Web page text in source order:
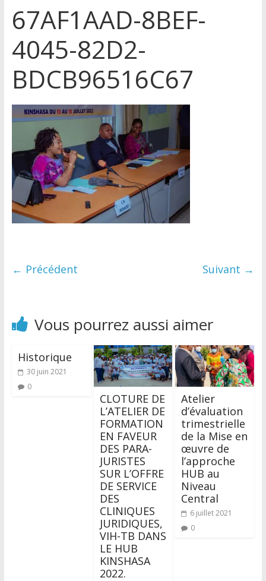
67AF1AAD-8BEF-
4045-82D2-
BDCB96516C67
← Précédent Suivant →
Vous pourrez aussi aimer
Historique
30 juin 2021
0
CLOTURE DE
L’ATELIER DE
FORMATION
EN FAVEUR
DES PARA-
JURISTES
SUR L’OFFRE
DE SERVICE
DES
CLINIQUES
JURIDIQUES,
VIH-TB DANS
LE HUB
KINSHASA
2022.
Atelier
d’évaluation
trimestrielle
de la Mise en
œuvre de
l’approche
HUB au
Niveau
Central
6 juillet 2021
0